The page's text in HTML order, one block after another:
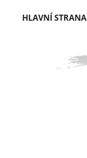
HLAVNÍ STRANA